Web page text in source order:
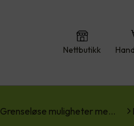
Nettbutikk
Grenseløse muligheter me…